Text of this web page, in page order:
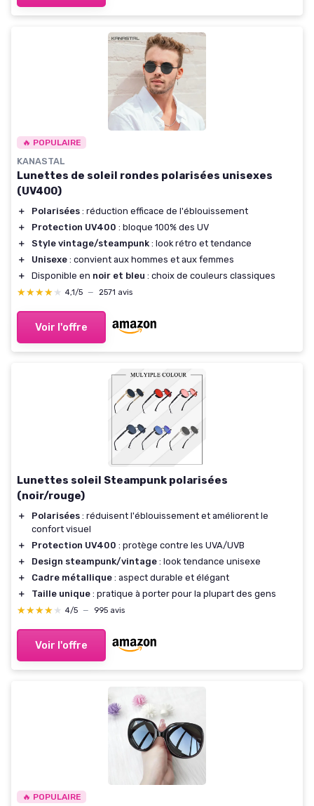
🔥 POPULAIRE
KANASTAL
Lunettes de soleil rondes polarisées unisexes
(UV400)
＋ Polarisées : réduction efficace de l'éblouissement
＋
Protection UV400 : bloque 100% des UV
＋
Style vintage/steampunk : look rétro et tendance
＋
Unisexe : convient aux hommes et aux femmes
＋
Disponible en noir et bleu : choix de couleurs classiques
★★★★★
★★★★★ 4,1/5 — 2571 avis
Voir l'offre
Lunettes soleil Steampunk polarisées
(noir/rouge)
＋ Polarisées : réduisent l'éblouissement et améliorent le
confort visuel
＋
Protection UV400 : protège contre les UVA/UVB
＋
Design steampunk/vintage : look tendance unisexe
＋
Cadre métallique : aspect durable et élégant
＋
Taille unique : pratique à porter pour la plupart des gens
★★★★★
★★★★★ 4/5 — 995 avis
Voir l'offre
🔥 POPULAIRE